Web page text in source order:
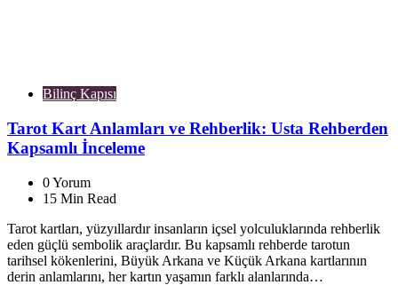
Bilinç Kapısı
Tarot Kart Anlamları ve Rehberlik: Usta Rehberden
Kapsamlı İnceleme
0Yorum
15 Min Read
Tarot kartları, yüzyıllardır insanların içsel yolculuklarında rehberlik
eden güçlü sembolik araçlardır. Bu kapsamlı rehberde tarotun
tarihsel kökenlerini, Büyük Arkana ve Küçük Arkana kartlarının
derin anlamlarını, her kartın yaşamın farklı alanlarında…